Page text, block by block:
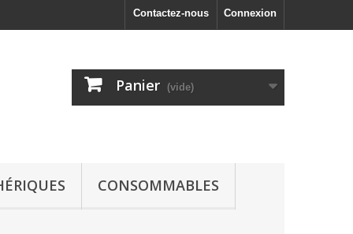
Connexion
Contactez-nous
Panier (vide)
CONSOMMABLES